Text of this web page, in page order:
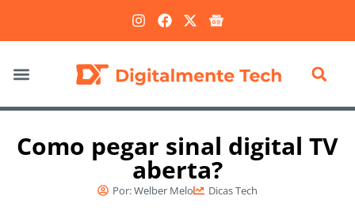
Como pegar sinal digital TV
aberta?
Por:Welber Melo Dicas Tech